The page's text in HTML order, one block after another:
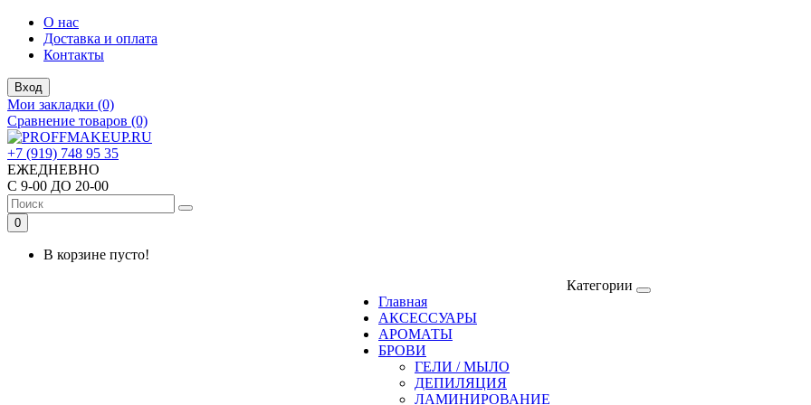
О нас
Доставка и оплата
Контакты
Вход
Мои закладки (0)
Сравнение товаров (0)
+7 (919) 748 95 35
ЕЖЕДНЕВНО
С 9-00 ДО 20-00
0
В корзине пусто!
Категории
Главная
АКСЕССУАРЫ
АРОМАТЫ
БРОВИ
ГЕЛИ / МЫЛО
ДЕПИЛЯЦИЯ
ЛАМИНИРОВАНИЕ